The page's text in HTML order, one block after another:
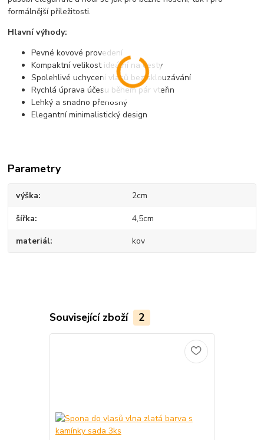
formálnější příležitosti.
Hlavní výhody:
Pevné kovové provedení
Kompaktní velikost ideální na cesty
Spolehlivé uchycení vlasů bez sklouzávání
Rychlá úprava účesu během pár vteřin
Lehký a snadno přenosný
Elegantní minimalistický design
Parametry
výška 2cm
šířka 4,5cm
materiál kov
Související zboží 2